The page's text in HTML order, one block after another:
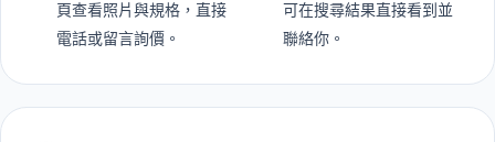
頁查看照片與規格，直接
電話或留言詢價。
可在搜尋結果直接看到並
聯絡你。